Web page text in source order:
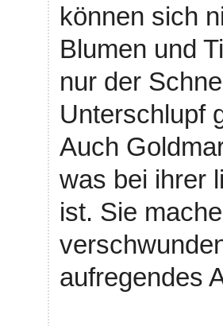
können sich
Blumen und
nur der
Unterschlupf
Auch
was bei ihrer
ist. Sie
aufregendes